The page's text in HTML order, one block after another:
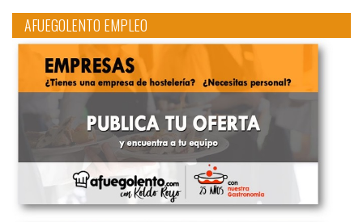
AFUEGOLENTO EMPLEO